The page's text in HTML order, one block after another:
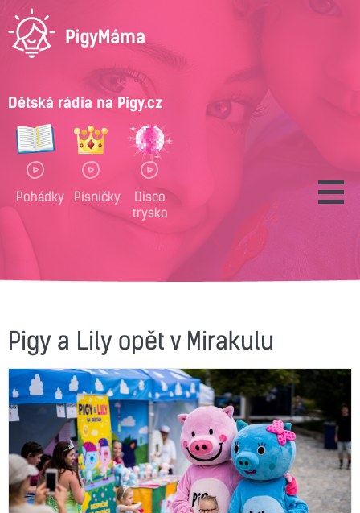
Dětská rádia na Pigy.cz
Pohádky Písničky
Disco
trysko
Pigy a Lily opět v Mirakulu